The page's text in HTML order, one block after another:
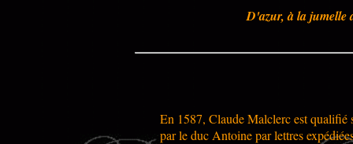
D'azur, à la jumelle
En 1587, Claude Malclerc est qualifié
par le duc Antoine par lettres